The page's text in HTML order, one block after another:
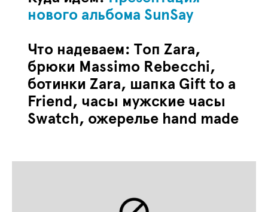
нового альбома SunSay
Что надеваем: Топ Zara,
брюки Massimo Rebecchi,
ботинки Zara, шапка Gift to a
Friend, часы мужские часы
Swatch, ожерелье hand made